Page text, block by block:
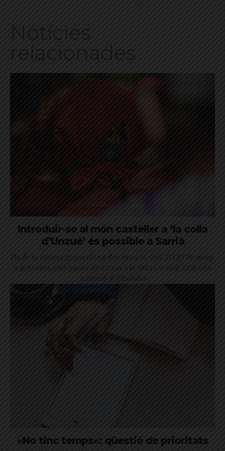
Notícies
relacionades
Introduir-se al món casteller a ‘la colla
d’Unzué’ és possible a Sarrià
Els de la camisa grana obren dos assajos, dies 21 i 23 de maig,
a persones amb ganes de sumar a la colla i acabar amb una
actuació al Tibidabo
«No tinc temps»: qüestió de prioritats